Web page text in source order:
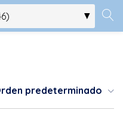
predeterminado